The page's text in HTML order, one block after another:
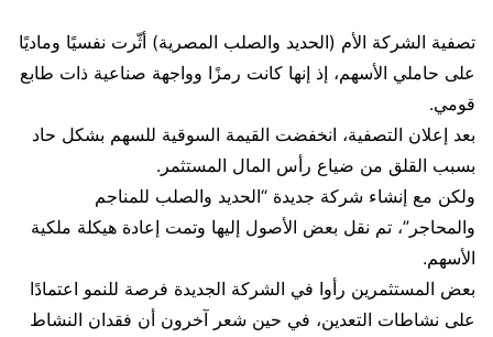
تصفية الشركة الأم (الحديد والصلب المصرية) أثّرت نفسيًا وماديًا
على حاملي الأسهم، إذ إنها كانت رمزًا وواجهة صناعية ذات طابع
قومي.
بعد إعلان التصفية، انخفضت القيمة السوقية للسهم بشكل حاد
بسبب القلق من ضياع رأس المال المستثمر.
ولكن مع إنشاء شركة جديدة “الحديد والصلب للمناجم
والمحاجر”، تم نقل بعض الأصول إليها وتمت إعادة هيكلة ملكية
الأسهم.
بعض المستثمرين رأوا في الشركة الجديدة فرصة للنمو اعتمادًا
على نشاطات التعدين، في حين شعر آخرون أن فقدان النشاط